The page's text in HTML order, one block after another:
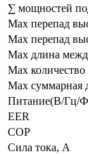
∑ мощностей
Max перепад
Max перепад
Max длина
Max
Max суммарная
Питание(В/Гц/
EER
COP
Сила тока, А